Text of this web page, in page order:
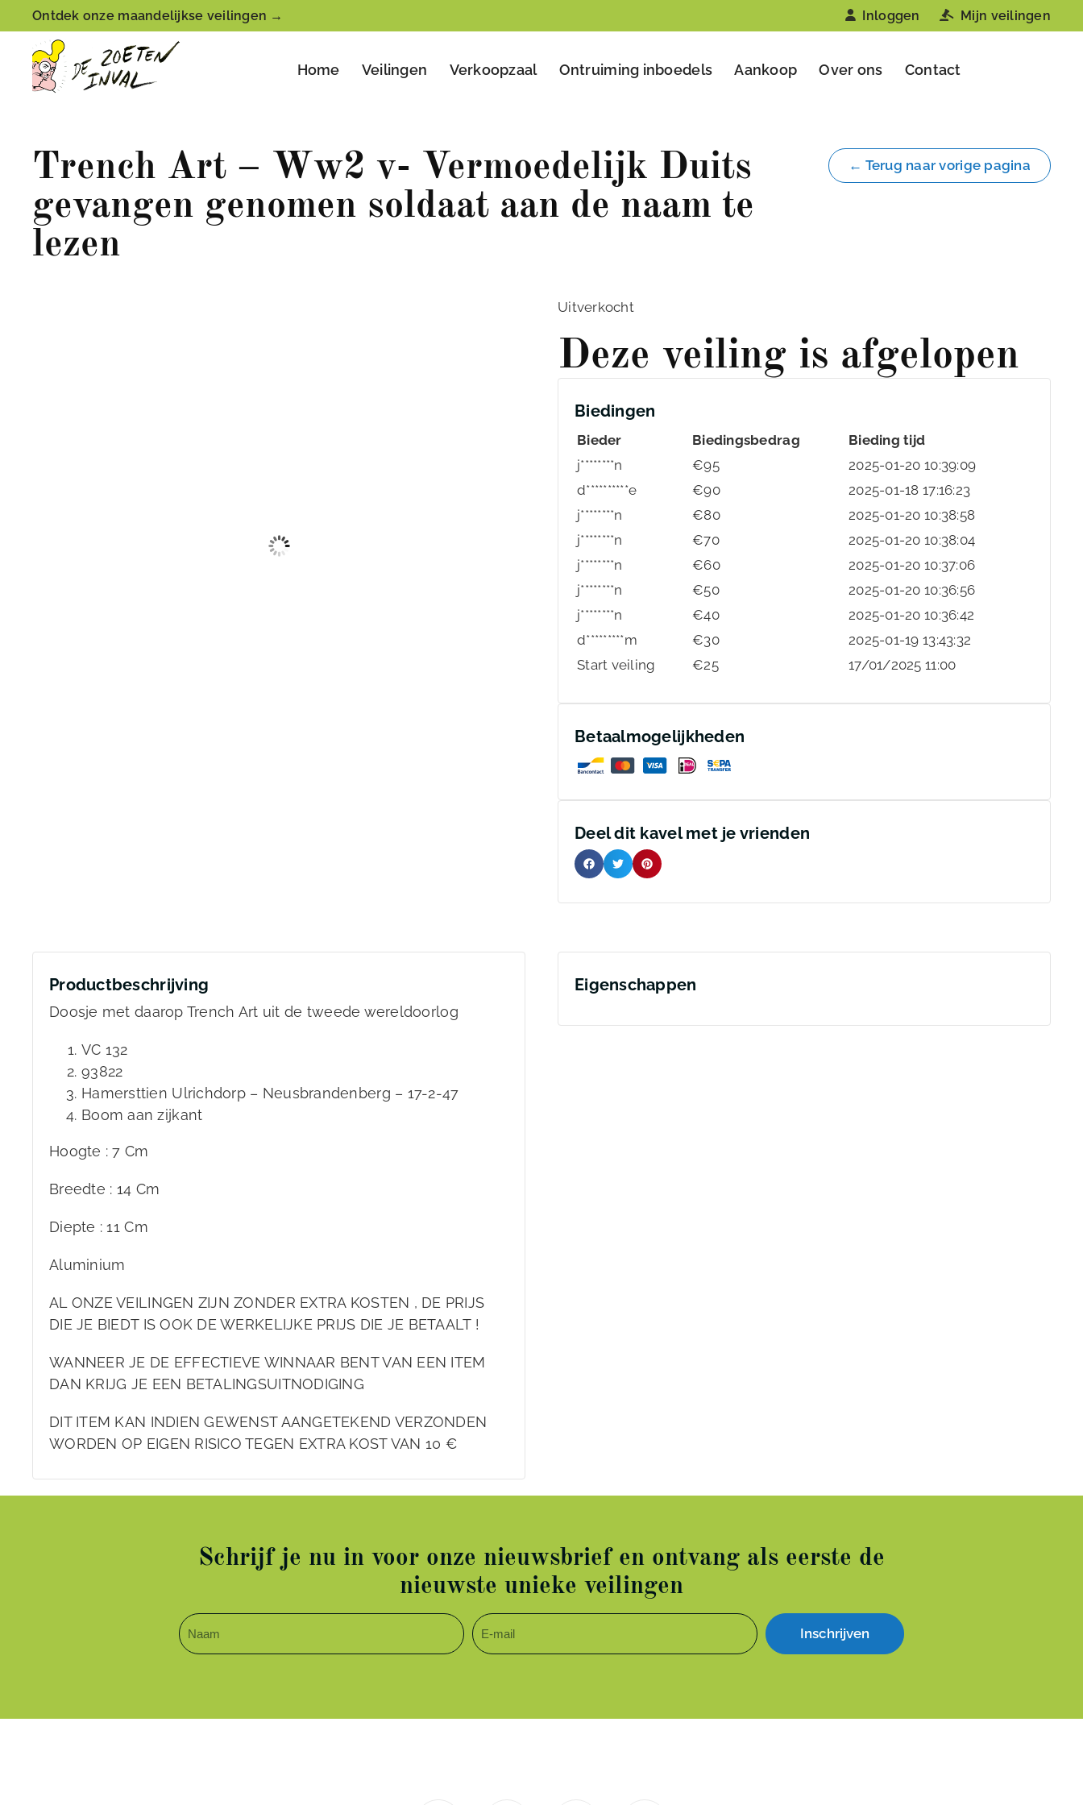
Ontdek onze maandelijkse veilingen → Inloggen Mijn veilingen
Home Veilingen Verkoopzaal Ontruiming inboedels Aankoop Over ons Contact
Trench Art – Ww2 v- Vermoedelijk Duits
gevangen genomen soldaat aan de naam te
lezen
← Terug naar vorige pagina
Uitverkocht
Deze veiling is afgelopen
Biedingen
Bieder Biedingsbedrag
Bieding tijd
j********n
€95
2025-01-20 10:39:09
d**********e
€90
2025-01-18 17:16:23
j********n
€80
2025-01-20 10:38:58
j********n
€70
2025-01-20 10:38:04
j********n
€60
2025-01-20 10:37:06
j********n
€50
2025-01-20 10:36:56
j********n
€40
2025-01-20 10:36:42
d*********m
€30
2025-01-19 13:43:32
Start veiling
€25 17/01/2025 11:00
Betaalmogelijkheden
Deel dit kavel met je vrienden
Productbeschrijving
Doosje met daarop Trench Art uit de tweede wereldoorlog
VC 132
93822
Hamersttien Ulrichdorp – Neusbrandenberg – 17-2-47
Boom aan zijkant
Hoogte : 7 Cm
Breedte : 14 Cm
Diepte : 11 Cm
Aluminium
AL ONZE VEILINGEN ZIJN ZONDER EXTRA KOSTEN , DE PRIJS
DIE JE BIEDT IS OOK DE WERKELIJKE PRIJS DIE JE BETAALT !
WANNEER JE DE EFFECTIEVE WINNAAR BENT VAN EEN ITEM
DAN KRIJG JE EEN BETALINGSUITNODIGING
DIT ITEM KAN INDIEN GEWENST AANGETEKEND VERZONDEN
WORDEN OP EIGEN RISICO TEGEN EXTRA KOST VAN 10 €
Eigenschappen
Schrijf je nu in voor onze nieuwsbrief en ontvang als eerste de
nieuwste unieke veilingen
Inschrijven